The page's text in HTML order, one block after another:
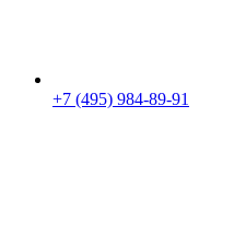
+7 (495) 984-89-91